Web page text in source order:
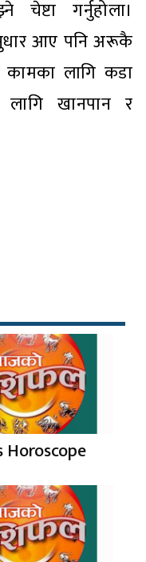
गर्नुहोला।
सुधार आए पनि अरूकै
कामका लागि कडा
लागि खानपान र